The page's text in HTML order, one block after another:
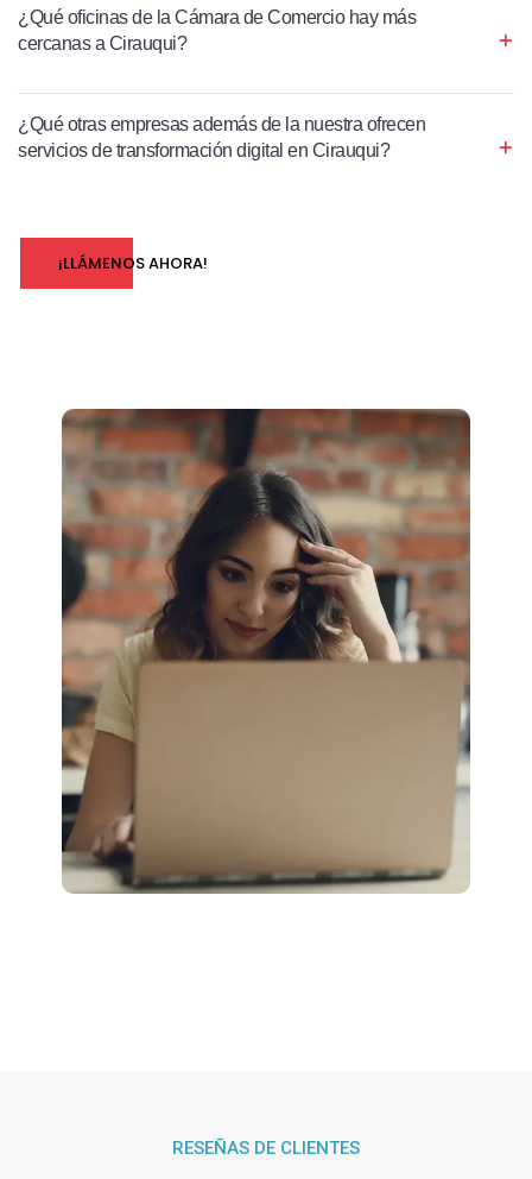
¿Qué oficinas de la Cámara de Comercio hay más
cercanas a Cirauqui?
¿Qué otras empresas además de la nuestra ofrecen
servicios de transformación digital en Cirauqui?
¡LLÁMENOS AHORA!
RESEÑAS DE CLIENTES